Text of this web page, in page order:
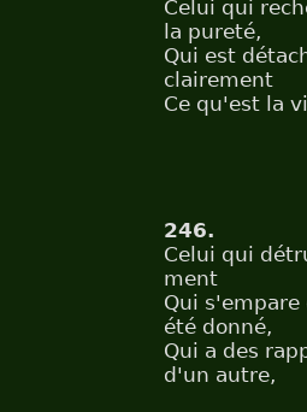
Celui qui
la pureté,
Qui est
clairement
Ce qu'est la
246.
Celui qui
ment
Qui s'empare
été donné,
Qui a des
d'un autre,